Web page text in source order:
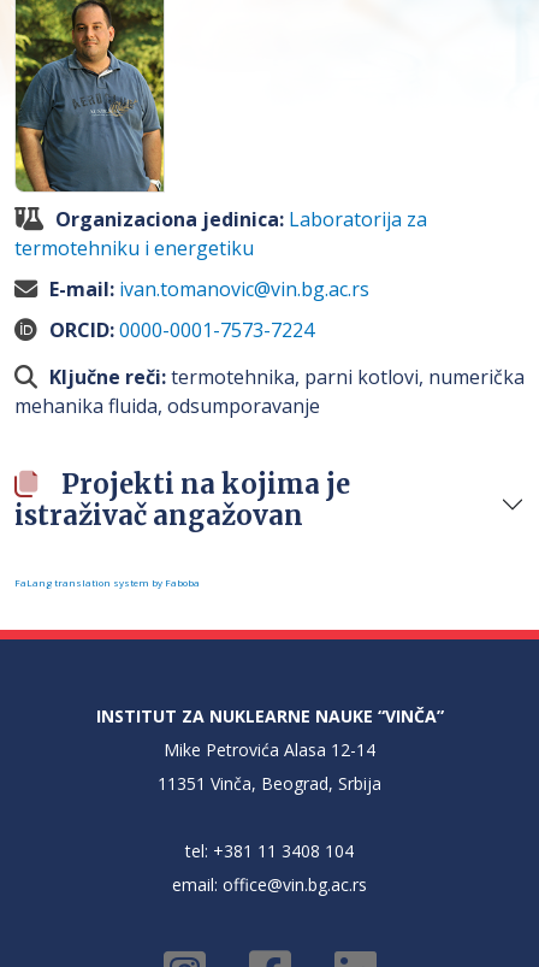
Organizaciona jedinica: Laboratorija za
termotehniku i energetiku
E-mail: ivan.tomanovic@vin.bg.ac.rs
ORCID:0000-0001-7573-7224
Ključne reči:termotehnika, parni kotlovi, numerička
mehanika fluida, odsumporavanje
Projekti na kojima je
istraživač angažovan
FaLang translation system by Faboba
INSTITUT ZA NUKLEARNE NAUKE “VINČA”
Mike Petrovića Alasa 12-14
11351 Vinča, Beograd, Srbija
tel: +381 11 3408 104
email: office@vin.bg.ac.rs